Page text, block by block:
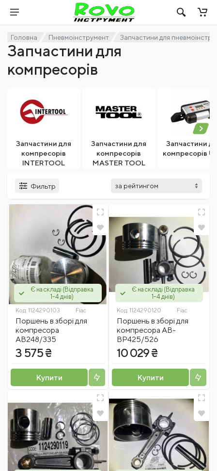
Головна Пневмоінструмент Запчастини для
Запчастини для
компресорів
Запчастини для
компресорів
INTERTOOL
Запчастини для
компресорів
MASTER TOOL
Запчастини
компресорів
Фильтр
Є на складі (Відправка
1-4 днів)
Код: 1124290103 Fiac
Поршень в зборі для
компресора
АВ248/335
3 575 ₴
Купити
Є на складі (Відправка
1-4 днів)
Код: 1124290120 Fiac
Поршень в зборі для
компресора АВ-
ВР425/526
10 029 ₴
Купити